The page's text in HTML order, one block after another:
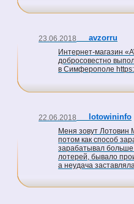
23.06.2018 avzorru
Интернет-магазин
добросовестно
в Симферополе
22.06.2018 lotowininfo
Меня зовут Лотовин
потом как способ
зарабатывал больше
лотерей, бывало
а неудача